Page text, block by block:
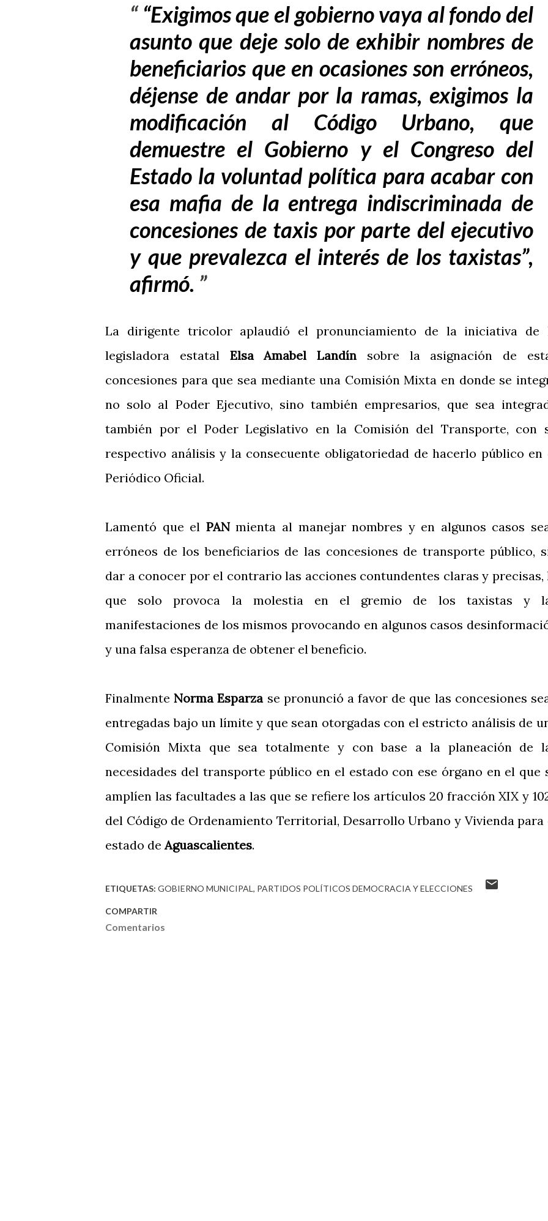
“Exigimos que el gobierno vaya al fondo del
asunto que deje solo de exhibir nombres de
beneficiarios que en ocasiones son erróneos,
déjense de andar por la ramas, exigimos la
modificación al Código Urbano, que
demuestre el Gobierno y el Congreso del
Estado la voluntad política para acabar con
esa mafia de la entrega indiscriminada de
concesiones de taxis por parte del ejecutivo
y que prevalezca el interés de los taxistas”,
afirmó.
La dirigente tricolor aplaudió el pronunciamiento de la iniciativa de
legisladora estatal Elsa Amabel Landín sobre la asignación de
concesiones para que sea mediante una Comisión Mixta en donde se
no solo al Poder Ejecutivo, sino también empresarios, que sea
también por el Poder Legislativo en la Comisión del Transporte, con
respectivo análisis y la consecuente obligatoriedad de hacerlo público en
Periódico Oficial.
Lamentó que el PANmienta al manejar nombres y en algunos casos
erróneos de los beneficiarios de las concesiones de transporte público,
dar a conocer por el contrario las acciones contundentes claras y precisas,
que solo provoca la molestia en el gremio de los taxistas y
manifestaciones de los mismos provocando en algunos casos
y una falsa esperanza de obtener el beneficio.
FinalmenteNorma Esparzase pronunció a favor de que las concesiones
entregadas bajo un límite y que sean otorgadas con el estricto análisis de
Comisión Mixta que sea totalmente y con base a la planeación de
necesidades del transporte público en el estado con ese órgano en el que
amplíen las facultades a las que se refiere los artículos 20 fracción XIX y
del Código de Ordenamiento Territorial, Desarrollo Urbano y Vivienda para
estado deAguascalientes.
ETIQUETAS: GOBIERNO MUNICIPAL PARTIDOS POLÍTICOS DEMOCRACIA Y ELECCIONES
COMPARTIR
Comentarios